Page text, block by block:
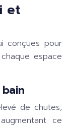
et
conçues pour
espace
de chutes,
ce